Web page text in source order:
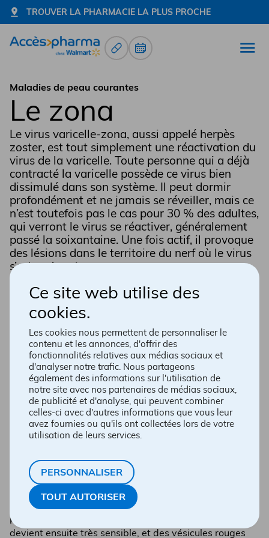
Ce site web utilise des
cookies.
Les cookies nous permettent de personnaliser le
contenu et les annonces, d'offrir des
fonctionnalités relatives aux médias sociaux et
d'analyser notre trafic. Nous partageons
également des informations sur l'utilisation de
notre site avec nos partenaires de médias sociaux,
de publicité et d'analyse, qui peuvent combiner
celles-ci avec d'autres informations que vous leur
avez fournies ou qu'ils ont collectées lors de votre
utilisation de leurs services.
PERSONNALISER
TOUT AUTORISER
TROUVER LA PHARMACIE LA PLUS PROCHE
Allez à la page d'accueil
Renouvellement d’ordonnance
Prendre un rendez-vous
Maladies de peau courantes
Le zona
Le virus varicelle-zona, aussi appelé herpès
zoster, est tout simplement une réactivation du
virus de la varicelle. Toute personne qui a déjà
contracté la varicelle possède ce virus bien
dissimulé dans son système. Il peut dormir
profondément et ne jamais se réveiller, mais ce
n’est toutefois pas le cas pour 30 % des adultes,
qui verront le virus se réactiver, généralement
passé la soixantaine. Une fois actif, il provoque
des lésions dans le territoire du nerf où le virus
s’est endormi.
PRENDRE RENDEZ-VOUS
Symptômes
Le zona se manifeste d’abord par des picotements ou
une éruption douloureuse d’un seul côté du corps, le
plus souvent sur le long d’un nerf. La zone affectée
devient ensuite très sensible, et des vésicules rouges